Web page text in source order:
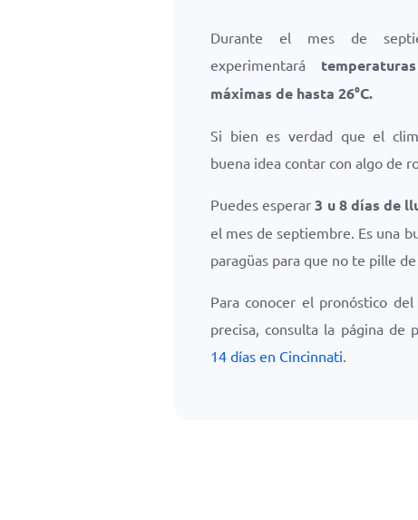
Durante el mes de
experimentará
máximas de hasta 26°C.
Si bien es verdad que el
buena idea contar con algo de
Puedes esperar3 u 8 días de
el mes de septiembre. Es una
paragüas para que no te pille
Para conocer el pronóstico
precisa, consulta la página de
14 días en Cincinnati.